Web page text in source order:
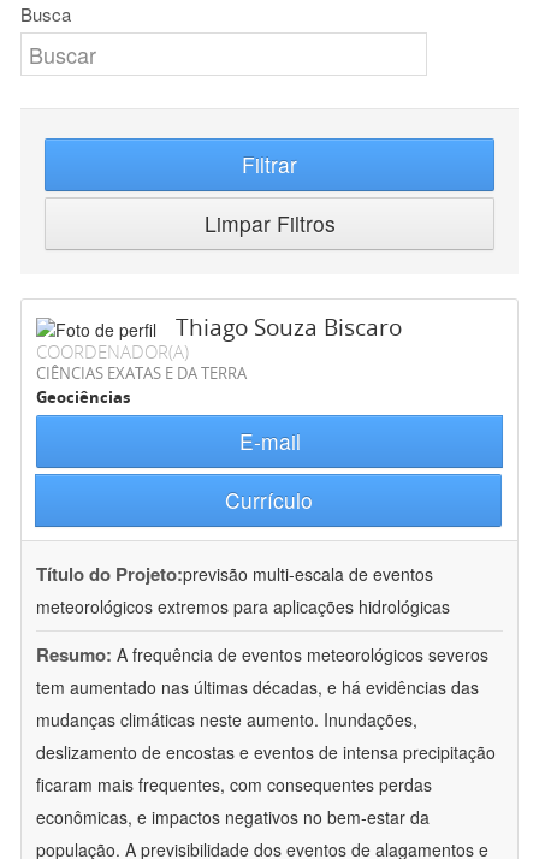
Busca
Filtrar
Limpar Filtros
Thiago Souza Biscaro
COORDENADOR(A)
CIÊNCIAS EXATAS E DA TERRA
Geociências
E-mail
Currículo
Título do Projeto:previsão multi-escala de eventos
meteorológicos extremos para aplicações hidrológicas
Resumo: A frequência de eventos meteorológicos severos
tem aumentado nas últimas décadas, e há evidências das
mudanças climáticas neste aumento. Inundações,
deslizamento de encostas e eventos de intensa precipitação
ficaram mais frequentes, com consequentes perdas
econômicas, e impactos negativos no bem-estar da
população. A previsibilidade dos eventos de alagamentos e